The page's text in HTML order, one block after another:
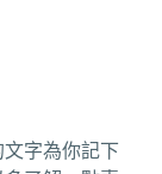
字為你記下